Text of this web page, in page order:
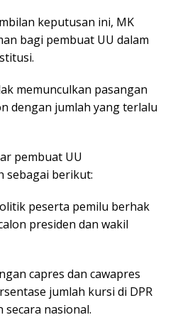
keputusan ini, MK
bagi pembuat UU dalam
memunculkan pasangan
dengan jumlah yang terlalu
pembuat UU
sebagai berikut:
peserta pemilu berhak
presiden dan wakil
capres dan cawapres
jumlah kursi di DPR
nasional.